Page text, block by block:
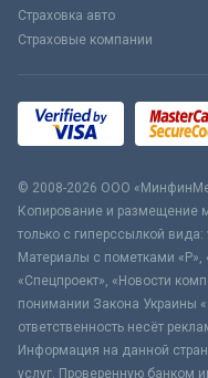
Страховка авто
Страховые компании
© 2008-2026 ООО
Копирование и размещение
только с гиперссылкой
Материалы с пометками «Р»,
«Спецпроект», «Новости
понимании Закона Украины
ответственность несёт
Информация на данной
услуг. Проверенную банком